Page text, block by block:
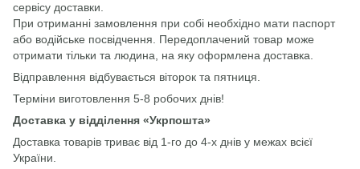
сервісу доставки.
При отриманні замовлення при собі необхідно мати паспорт
або водійське посвідчення. Передоплачений товар може
отримати тільки та людина, на яку оформлена доставка.
Відправлення відбувається віторок та пятниця.
Терміни виготовлення 5-8 робочих днів!
Доставка у відділення «Укрпошта»
Доставка товарів триває від 1-го до 4-х днів у межах всієї
України.